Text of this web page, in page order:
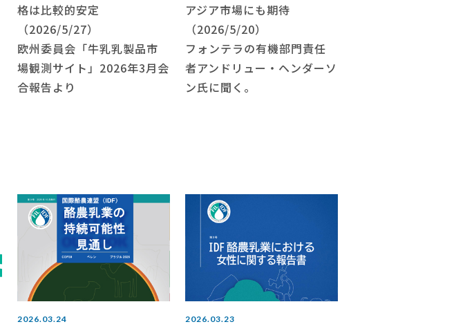
格は比較的安定
（2026/5/27）
欧州委員会「牛乳乳製品市
場観測サイト」2026年3月会
合報告より
アジア市場にも期待
（2026/5/20）
フォンテラの有機部門責任
者アンドリュー・ヘンダーソ
ン氏に聞く。
2026.03.24 2026.03.23